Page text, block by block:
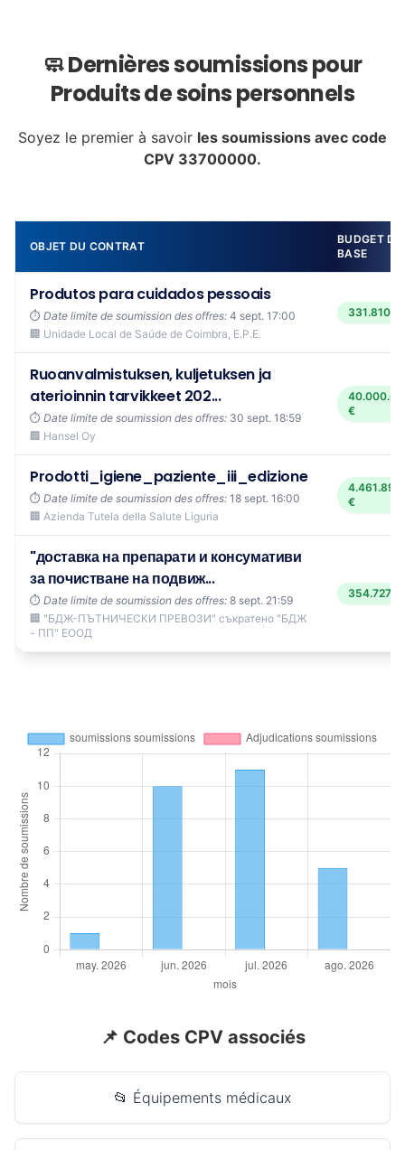
🧼 Dernières soumissions pour
Produits de soins personnels
Soyez le premier à savoir les soumissions avec code
CPV 33700000.
OBJET DU CONTRAT
BUDGET DE
BASE
Produtos para cuidados pessoais
⏱️ Date limite de soumission des offres: 4 sept. 17:00
🏢 Unidade Local de Saúde de Coimbra, E.P.E.
Ruoanvalmistuksen, kuljetuksen ja
aterioinnin tarvikkeet 202...
⏱️ Date limite de soumission des offres: 30 sept. 18:59
🏢 Hansel Oy
€
Prodotti_igiene_paziente_iii_edizione
⏱️ Date limite de soumission des offres: 18 sept. 16:00
🏢 Azienda Tutela della Salute Liguria
€
"доставка на препарати и консумативи
за почистване на подвиж...
⏱️ Date limite de soumission des offres: 8 sept. 21:59
🏢 "БДЖ-ПЪТНИЧЕСКИ ПРЕВОЗИ" съкратено "БДЖ
- ПП" ЕООД
📌 Codes CPV associés
📂 Équipements médicaux